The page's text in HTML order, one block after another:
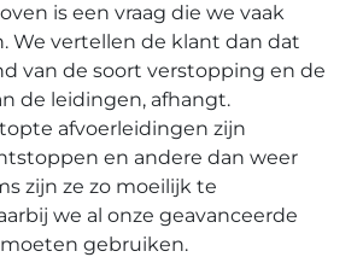
is een vraag die we vaak
We vertellen de klant dan dat
van de soort verstopping en de
de leidingen, afhangt.
afvoerleidingen zijn
en andere dan weer
zijn ze zo moeilijk te
we al onze geavanceerde
gebruiken.